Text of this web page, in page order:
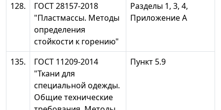
128.
ГОСТ 28157-2018
"Пластмассы. Методы
определения
стойкости к горению"
Разделы 1, 3, 4,
Приложение А
135.
ГОСТ 11209-2014
"Ткани для
специальной одежды.
Общие технические
Пункт 5.9